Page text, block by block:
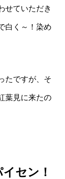
せていただき
白く～！染め
たですが、そ
葉見に来たの
セン！